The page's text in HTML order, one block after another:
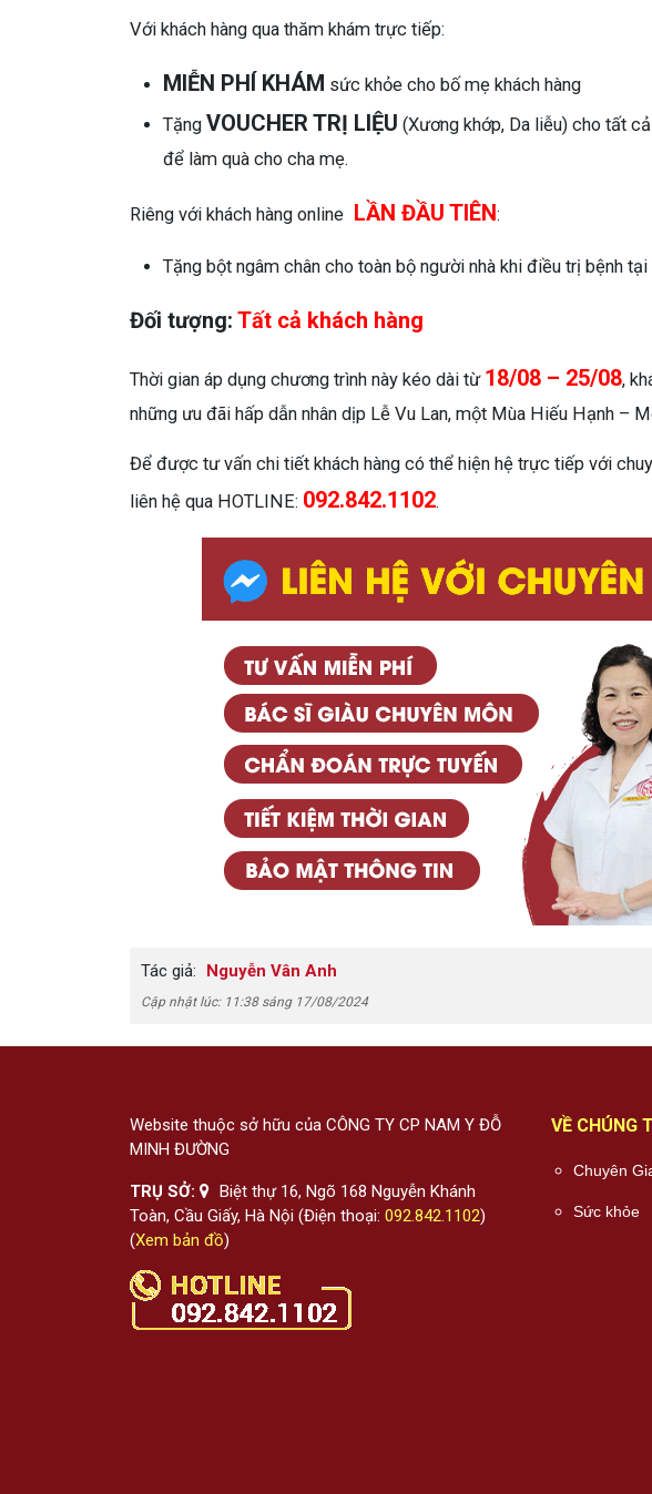
Với khách hàng qua thăm khám trực tiếp:
MIỄN PHÍ KHÁM sức khỏe cho bố mẹ khách hàng
Tặng VOUCHER TRỊ LIỆU (Xương khớp, Da liễu) cho tất
để làm quà cho cha mẹ.
Riêng với khách hàng online LẦN ĐẦU TIÊN:
Tặng bột ngâm chân cho toàn bộ người nhà khi điều trị bệnh tại
Đối tượng: Tất cả khách hàng
Thời gian áp dụng chương trình này kéo dài từ 18/08 – 25/08,
những ưu đãi hấp dẫn nhân dịp Lễ Vu Lan, một Mùa Hiếu Hạnh –
Để được tư vấn chi tiết khách hàng có thể hiện hệ trực tiếp với
liên hệ qua HOTLINE: 092.842.1102.
Tác giả: Nguyễn Vân Anh
Cập nhật lúc: 11:38 sáng 17/08/2024
Website thuộc sở hữu của CÔNG TY CP NAM Y ĐỖ
MINH ĐƯỜNG
TRỤ SỞ:
Biệt thự 16, Ngõ 168 Nguyễn Khánh
Toàn, Cầu Giấy, Hà Nội (Điện thoại: 092.842.1102)
(Xem bản đồ)
VỀ CHÚNG
Chuyên
Sức khỏe